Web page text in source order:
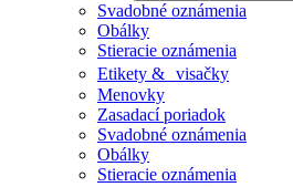
Svadobné oznámenia
Obálky
Stieracie oznámenia
Etikety & visačky
Menovky
Zasadací poriadok
Svadobné oznámenia
Obálky
Stieracie oznámenia